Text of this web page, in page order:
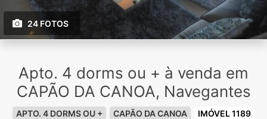
24 FOTOS
Apto. 4 dorms ou + à venda em
CAPÃO DA CANOA, Navegantes
APTO. 4 DORMS OU + CAPÃO DA CANOA IMÓVEL 1189